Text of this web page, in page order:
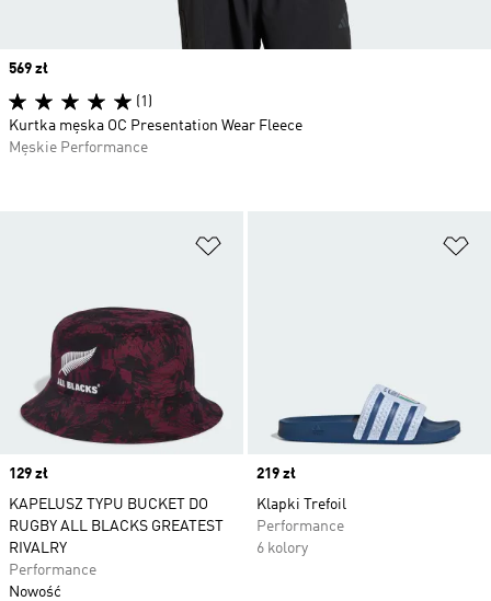
Price
129 zł
KAPELUSZ TYPU BUCKET DO
RUGBY ALL BLACKS GREATEST
RIVALRY
Performance
Nowość
Price
219 zł
Klapki Trefoil
Performance
6 kolory
Price
569 zł
(1)
Kurtka męska OC Presentation Wear Fleece
Męskie Performance